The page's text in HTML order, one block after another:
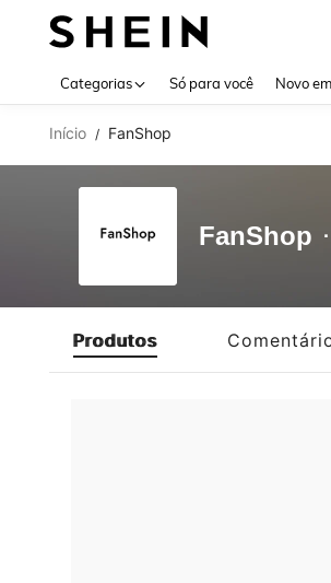
Categorias Só para você Novo em
Início / FanShop
FanShop
Produtos